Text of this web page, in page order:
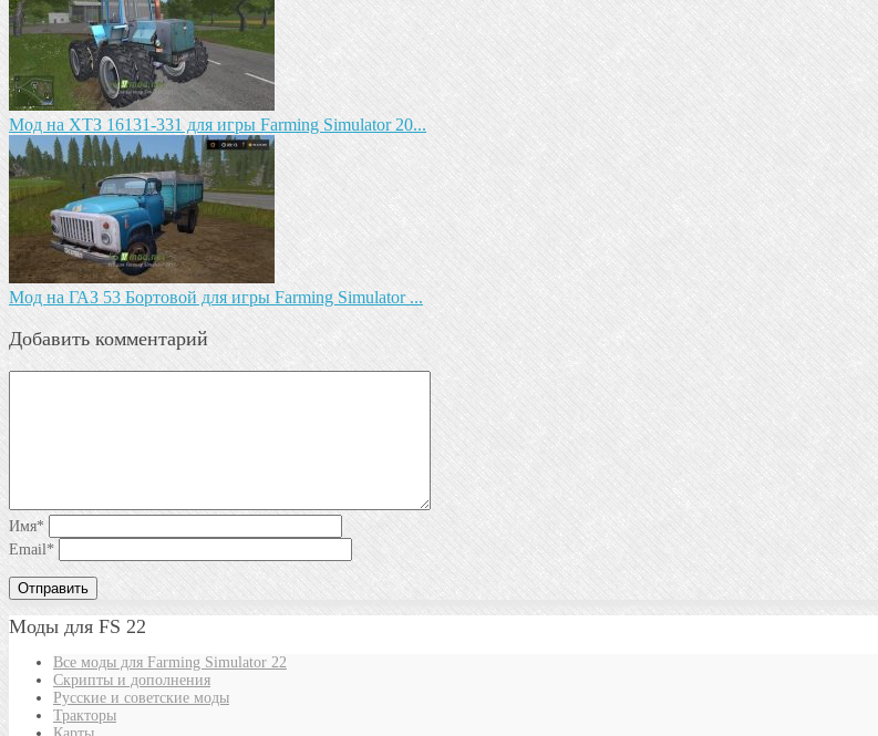
Мод на ХТЗ 16131-331 для игры Farming Simulator 20...
Мод на ГАЗ 53 Бортовой для игры Farming Simulator ...
Добавить комментарий
Имя*
Email*
Моды для FS 22
Все моды для Farming Simulator 22
Скрипты и дополнения
Русские и советские моды
Тракторы
Карты